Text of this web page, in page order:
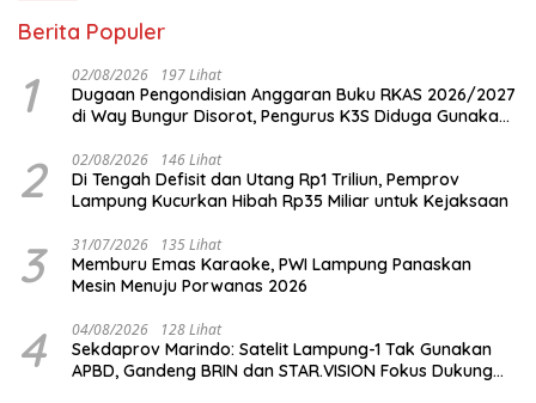
Berita Populer
1 02/08/2026 197 Lihat
Dugaan Pengondisian Anggaran Buku RKAS 2026/2027
di Way Bungur Disorot, Pengurus K3S Diduga Gunakan
2 02/08/2026 146 Lihat
Di Tengah Defisit dan Utang Rp1 Triliun, Pemprov
Lampung Kucurkan Hibah Rp35 Miliar untuk Kejaksaan
3 31/07/2026 135 Lihat
Memburu Emas Karaoke, PWI Lampung Panaskan
Mesin Menuju Porwanas 2026
4 04/08/2026 128 Lihat
Sekdaprov Marindo: Satelit Lampung-1 Tak Gunakan
APBD, Gandeng BRIN dan STAR.VISION Fokus Dukung